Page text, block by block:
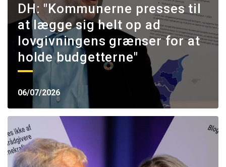
DH: "Kommunerne presses til
at lægge sig helt op ad
lovgivningens grænser for at
holde budgetterne"
06/07/2026